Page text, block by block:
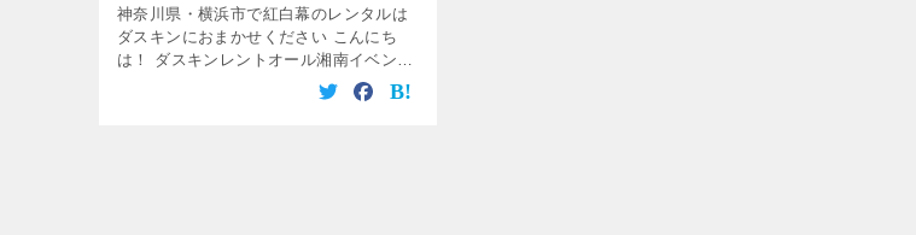
神奈川県・横浜市で紅白幕のレンタルは
ダスキンにおまかせください こんにち
は！ ダスキンレントオール湘南イベント
センターの比留川です。 入社式や卒業
式、成人式などの式典で良く見られる